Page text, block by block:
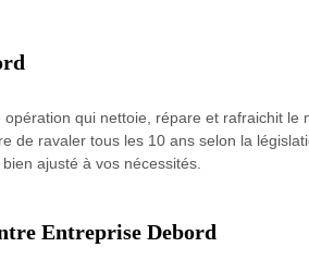
qui nettoie, répare et rafraichit le
de ravaler tous les 10 ans selon la
ajusté à vos nécessités.
Entreprise Debord